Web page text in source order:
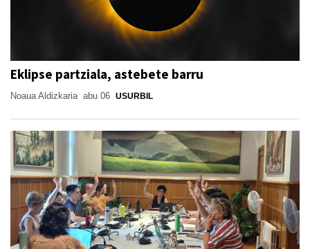
Eklipse partziala, astebete barru
Noaua Aldizkaria abu 06 USURBIL